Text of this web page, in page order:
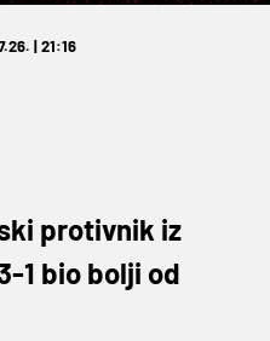
| 21:16
protivnik iz
1 bio bolji od